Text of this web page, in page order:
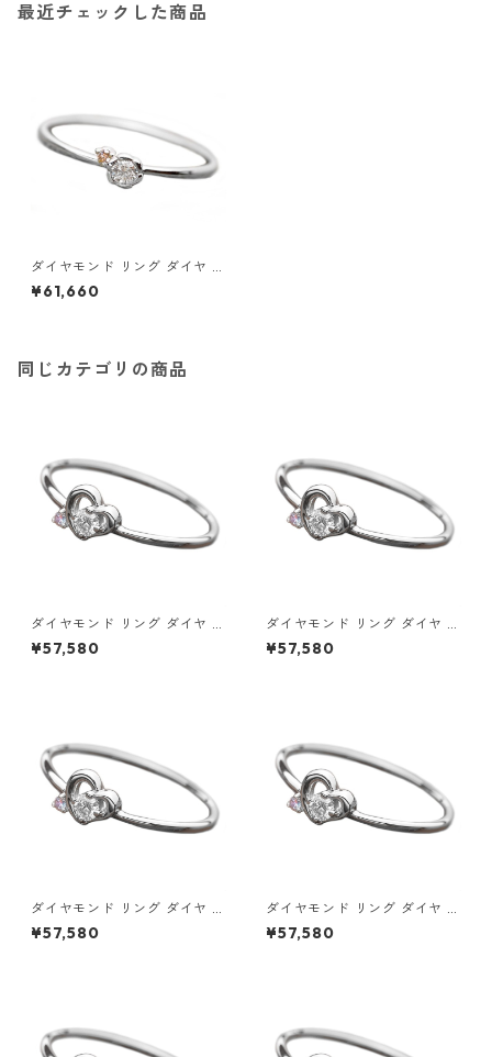
最近チェックした商品
ダイヤモンド リング ダイヤ ピ
ンクダイヤ 合計0.06ct 12号
プラチナ Pt950 花 フラワーモ
¥61,660
同じカテゴリの商品
ダイヤモンド リング ダイヤ ア
イスブルーダイヤ 合計0.06ct
8.5号 プラチナ Pt950 ハート
¥57,580
ダイヤモンド リング ダイヤ ア
イスブルーダイヤ 合計0.06ct
9号 プラチナ Pt950 ハートモ
¥57,580
ダイヤモンド リング ダイヤ ア
イスブルーダイヤ 合計0.06ct
9.5号 プラチナ Pt950 ハート
¥57,580
ダイヤモンド リング ダイヤ ア
イスブルーダイヤ 合計0.06ct
10号 プラチナ Pt950 ハート
¥57,580